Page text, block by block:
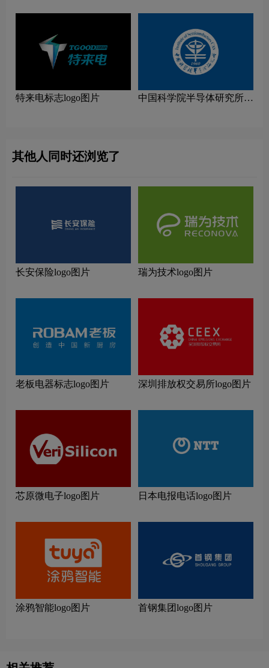
特来电标志logo图片
中国科学院半导体研究所
其他人同时还浏览了
长安保险logo图片 瑞为技术logo图片
老板电器标志logo图片 深圳排放权交易所logo图片
芯原微电子logo图片 日本电报电话logo图片
涂鸦智能logo图片 首钢集团logo图片